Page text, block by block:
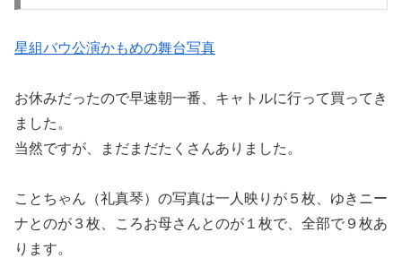
星組バウ公演かもめの舞台写真
お休みだったので早速朝一番、キャトルに行って買ってき
ました。
当然ですが、まだまだたくさんありました。
ことちゃん（礼真琴）の写真は一人映りが５枚、ゆきニー
ナとのが３枚、ころお母さんとのが１枚で、全部で９枚あ
ります。